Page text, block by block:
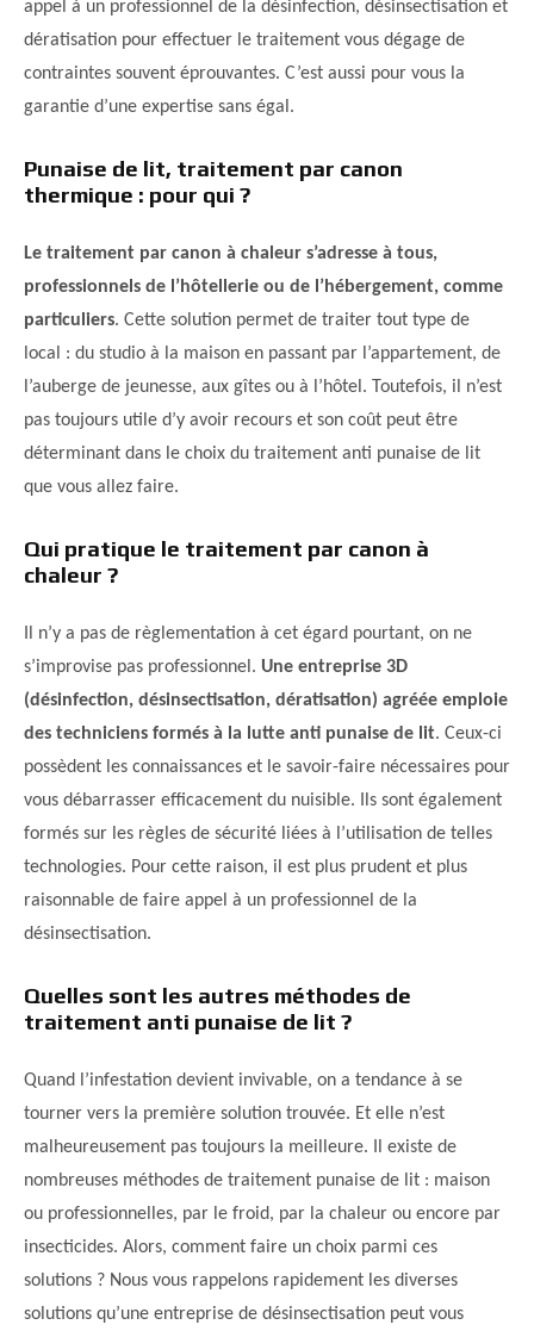
appel à un professionnel de la désinfection, désinsectisation et
dératisation pour effectuer le traitement vous dégage de
contraintes souvent éprouvantes. C’est aussi pour vous la
garantie d’une expertise sans égal.
Punaise de lit, traitement par canon
thermique : pour qui ?
Le traitement par canon à chaleur s’adresse à tous,
professionnels de l’hôtellerie ou de l’hébergement, comme
particuliers. Cette solution permet de traiter tout type de
local : du studio à la maison en passant par l’appartement, de
l’auberge de jeunesse, aux gîtes ou à l’hôtel. Toutefois, il n’est
pas toujours utile d’y avoir recours et son coût peut être
déterminant dans le choix du traitement anti punaise de lit
que vous allez faire.
Qui pratique le traitement par canon à
chaleur ?
Il n’y a pas de règlementation à cet égard pourtant, on ne
s’improvise pas professionnel. Une entreprise 3D
(désinfection, désinsectisation, dératisation) agréée emploie
des techniciens formés à la lutte anti punaise de lit. Ceux-ci
possèdent les connaissances et le savoir-faire nécessaires pour
vous débarrasser efficacement du nuisible. Ils sont également
formés sur les règles de sécurité liées à l’utilisation de telles
technologies. Pour cette raison, il est plus prudent et plus
raisonnable de faire appel à un professionnel de la
désinsectisation.
Quelles sont les autres méthodes de
traitement anti punaise de lit ?
Quand l’infestation devient invivable, on a tendance à se
tourner vers la première solution trouvée. Et elle n’est
malheureusement pas toujours la meilleure. Il existe de
nombreuses méthodes de traitement punaise de lit : maison
ou professionnelles, par le froid, par la chaleur ou encore par
insecticides. Alors, comment faire un choix parmi ces
solutions ? Nous vous rappelons rapidement les diverses
solutions qu’une entreprise de désinsectisation peut vous